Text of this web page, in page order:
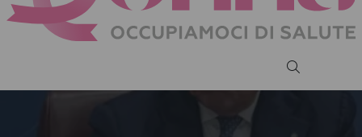
Cerca nel